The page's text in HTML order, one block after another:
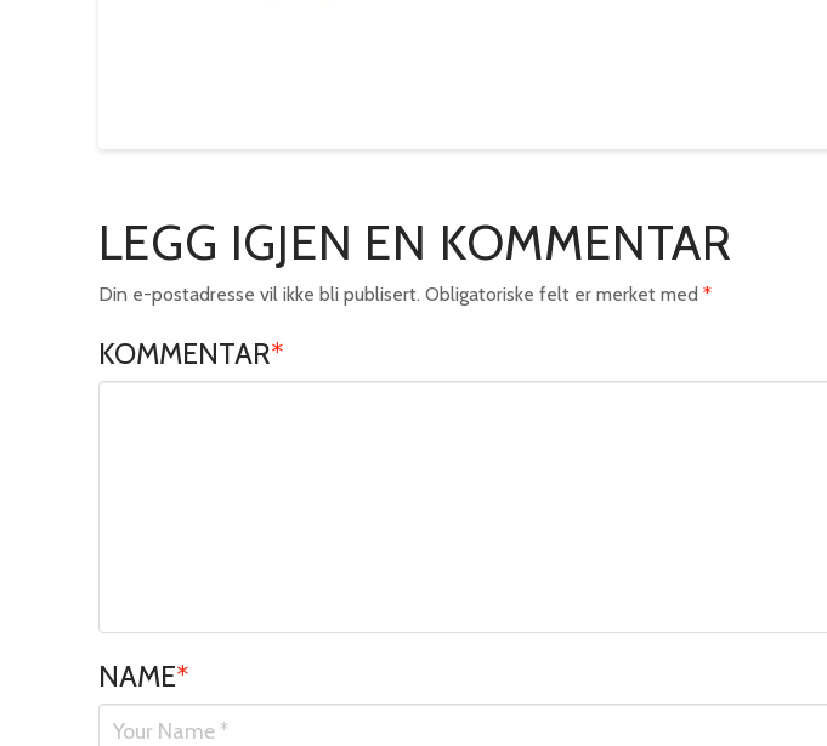
LEGG IGJEN EN KOMMENTAR
Din e-postadresse vil ikke bli publisert. Obligatoriske felt er merket med *
KOMMENTAR*
NAME*